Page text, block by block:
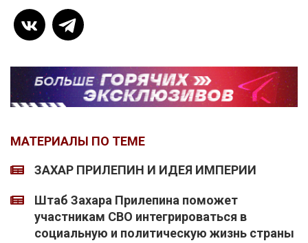
МАТЕРИАЛЫ ПО ТЕМЕ
ЗАХАР ПРИЛЕПИН И ИДЕЯ ИМПЕРИИ
Штаб Захара Прилепина поможет
участникам СВО интегрироваться в
социальную и политическую жизнь страны